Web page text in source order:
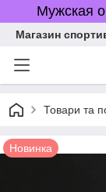
Мужская
Магазин
Товари та
Новинка